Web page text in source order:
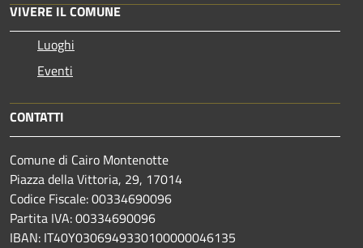
VIVERE IL COMUNE
Luoghi
Eventi
CONTATTI
Comune di Cairo Montenotte
Piazza della Vittoria, 29, 17014
Codice Fiscale: 00334690096
Partita IVA: 00334690096
IBAN: IT40Y0306949330100000046135